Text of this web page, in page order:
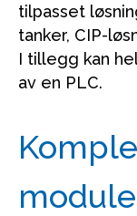
tilpasset
tanker, CIP-
I tillegg kan
av en PLC.